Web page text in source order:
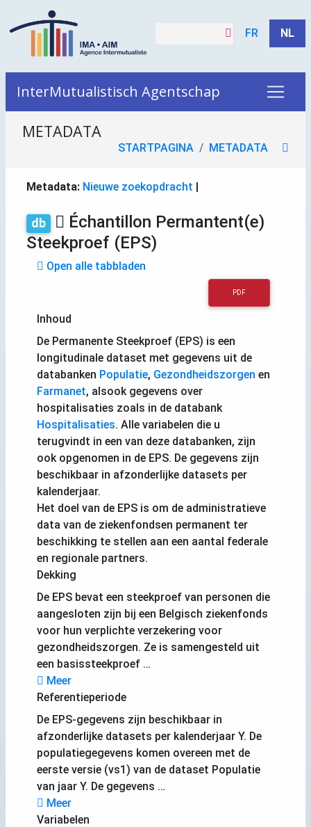
FR NL
InterMutualistisch Agentschap
METADATA
STARTPAGINA METADATA
Metadata: Nieuwe zoekopdracht |
db
Échantillon Permantent(e)
Steekproef (EPS)
Open alle tabbladen
PDF
Inhoud
De Permanente Steekproef (EPS) is een
longitudinale dataset met gegevens uit de
databanken Populatie, Gezondheidszorgen en
Farmanet, alsook gegevens over
hospitalisaties zoals in de databank
Hospitalisaties. Alle variabelen die u
terugvindt in een van deze databanken, zijn
ook opgenomen in de EPS. De gegevens zijn
beschikbaar in afzonderlijke datasets per
kalenderjaar.
Het doel van de EPS is om de administratieve
data van de ziekenfondsen permanent ter
beschikking te stellen aan een aantal federale
en regionale partners.
Dekking
De EPS bevat een steekproef van personen die
aangesloten zijn bij een Belgisch ziekenfonds
voor hun verplichte verzekering voor
gezondheidszorgen. Ze is samengesteld uit
een basissteekproef …
Meer
Referentieperiode
De EPS-gegevens zijn beschikbaar in
afzonderlijke datasets per kalenderjaar Y. De
populatiegegevens komen overeen met de
eerste versie (vs1) van de dataset Populatie
van jaar Y. De gegevens …
Meer
Variabelen